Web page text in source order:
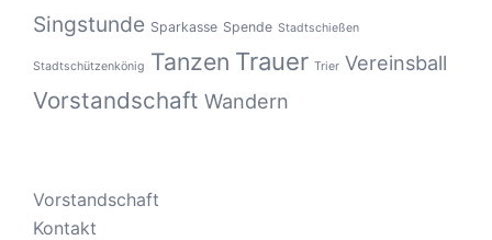
Singstunde Sparkasse Spende Stadtschießen
Stadtschützenkönig Tanzen Trauer Trier Vereinsball
Vorstandschaft Wandern
Vorstandschaft
Kontakt